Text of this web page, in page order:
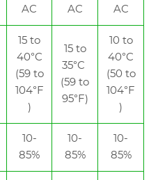
AC
AC
AC
15 to
40°C
(59 to
104°F
)
15 to
35°C
(59 to
95°F)
10 to
40°C
(50 to
104°F
)
10-
85%
10-
85%
10-
85%